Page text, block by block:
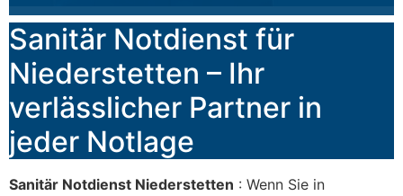
Sanitär Notdienst für
Niederstetten – Ihr
verlässlicher Partner in
jeder Notlage
Sanitär Notdienst Niederstetten : Wenn Sie in